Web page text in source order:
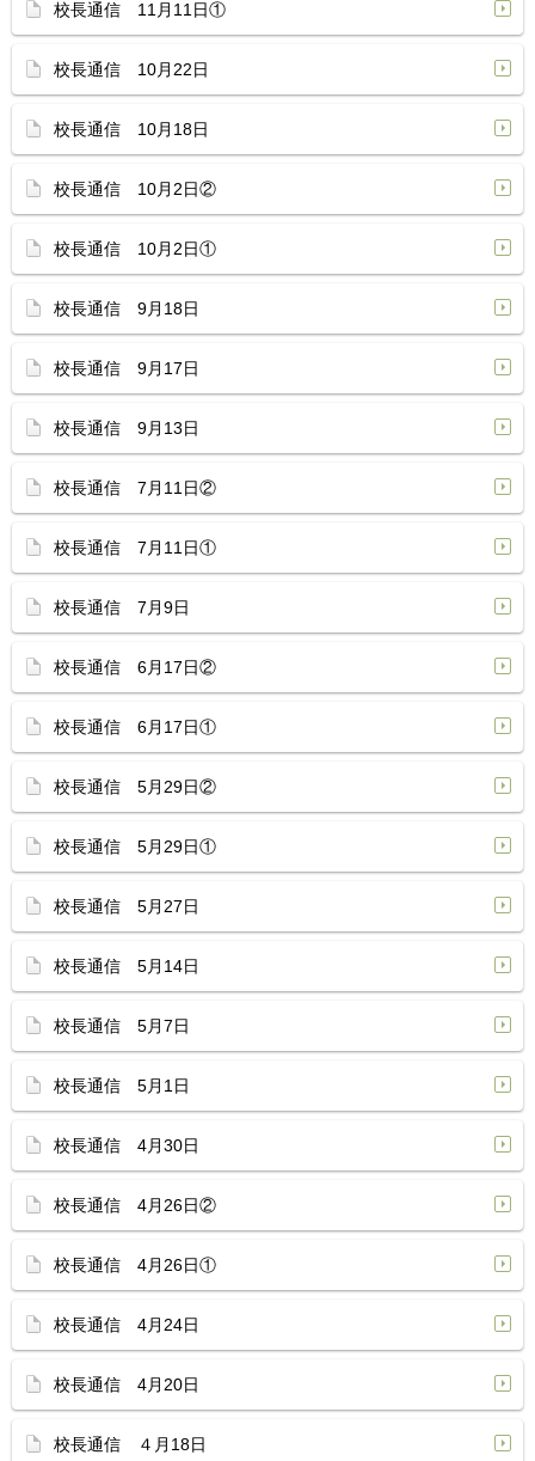
校長通信 11月11日①
校長通信 10月22日
校長通信 10月18日
校長通信 10月2日②
校長通信 10月2日①
校長通信 9月18日
校長通信 9月17日
校長通信 9月13日
校長通信 7月11日②
校長通信 7月11日①
校長通信 7月9日
校長通信 6月17日②
校長通信 6月17日①
校長通信 5月29日②
校長通信 5月29日①
校長通信 5月27日
校長通信 5月14日
校長通信 5月7日
校長通信 5月1日
校長通信 4月30日
校長通信 4月26日②
校長通信 4月26日①
校長通信 4月24日
校長通信 4月20日
校長通信 ４月18日